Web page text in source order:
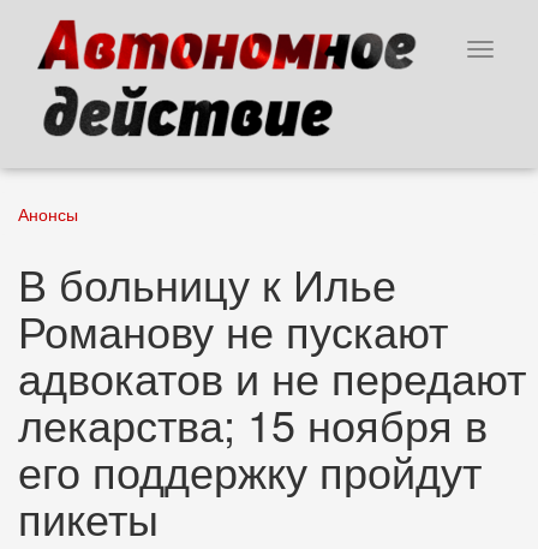
основному
содержанию
Toggle
Анонсы
В больницу к Илье
Романову не пускают
адвокатов и не передают
лекарства; 15 ноября в
его поддержку пройдут
пикеты